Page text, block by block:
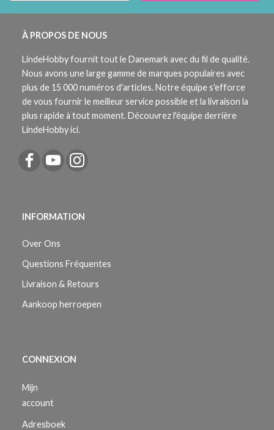
À PROPOS DE NOUS
LindeHobby fournit tout le Danemark avec du fil de qualité.
Nous avons une large gamme de marques populaires avec
plus de 15 000 numéros d'articles. Notre équipe s'efforce
de vous fournir le meilleur service possible et la livraison la
plus rapide à tout moment. Découvrez l'équipe derrière
LindeHobby ici.
INFORMATION
Over Ons
Questions Fréquentes
Livraison & Retours
Aankoop herroepen
CONNEXION
Mijn
account
Adresboek